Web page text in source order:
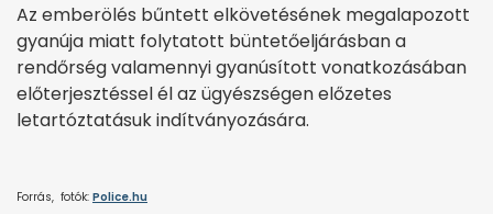
Az emberölés bűntett elkövetésének megalapozott
gyanúja miatt folytatott büntetőeljárásban a
rendőrség valamennyi gyanúsított vonatkozásában
előterjesztéssel él az ügyészségen előzetes
letartóztatásuk indítványozására.
Forrás, fotók: Police.hu